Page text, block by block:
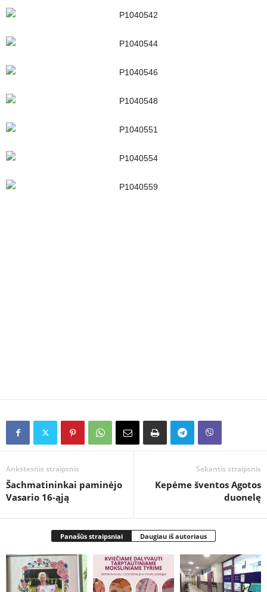
Ankstesnis straipsnis
Šachmatininkai paminėjo
Vasario 16-ąją
Sekantis straipsnis
Kepėme šventos Agotos
duonelę
Panašūs straipsniai Daugiau iš autoriaus